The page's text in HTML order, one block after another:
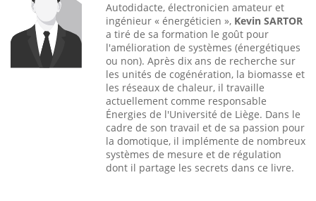
Autodidacte, électronicien amateur et
ingénieur « énergéticien », Kevin SARTOR
a tiré de sa formation le goût pour
l'amélioration de systèmes (énergétiques
ou non). Après dix ans de recherche sur
les unités de cogénération, la biomasse et
les réseaux de chaleur, il travaille
actuellement comme responsable
Énergies de l'Université de Liège. Dans le
cadre de son travail et de sa passion pour
la domotique, il implémente de nombreux
systèmes de mesure et de régulation
dont il partage les secrets dans ce livre.